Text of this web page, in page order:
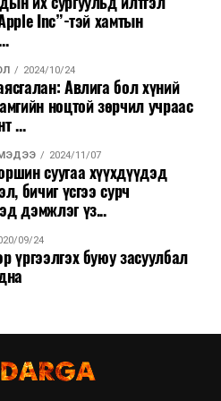
Inc”-тэй хамтын
2024/10/24
Авлига бол хүний
ноцтой зөрчил учраас
...
2024/11/07
суугаа хүүхдүүдэд
бичиг үсгээ сурч
дэмжлэг үз...
09/24
үргээлгэх буюу засуулбал